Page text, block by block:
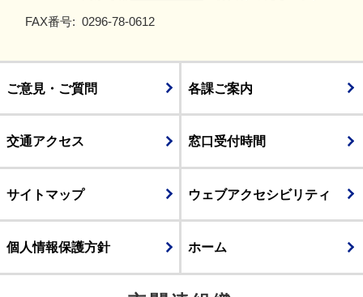
FAX番号: 0296-78-0612
ご意見・ご質問 各課ご案内
交通アクセス 窓口受付時間
サイトマップ ウェブアクセシビリティ
個人情報保護方針 ホーム